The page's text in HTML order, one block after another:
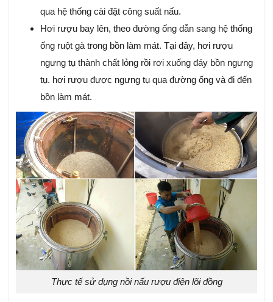
qua hệ thống cài đặt công suất nấu.
Hơi rượu bay lên, theo đường ống dẫn sang hệ thống
ống ruột gà trong bồn làm mát. Tại đây, hơi rượu
ngưng tụ thành chất lỏng rồi rơi xuống đáy bồn ngưng
tụ. hơi rượu được ngưng tụ qua đường ống và đi đến
bồn làm mát.
Thực tế sử dụng nồi nấu rượu điện lõi đồng